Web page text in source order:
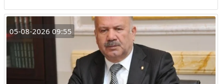
05-08-2026 09:55